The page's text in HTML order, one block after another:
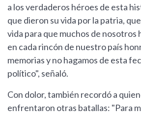
a los verdaderos héroes de esta
que dieron su vida por la patria,
vida para que muchos de nosotros
en cada rincón de nuestro país
memorias y no hagamos de esta
político", señaló.
Con dolor, también recordó a
enfrentaron otras batallas: "Para